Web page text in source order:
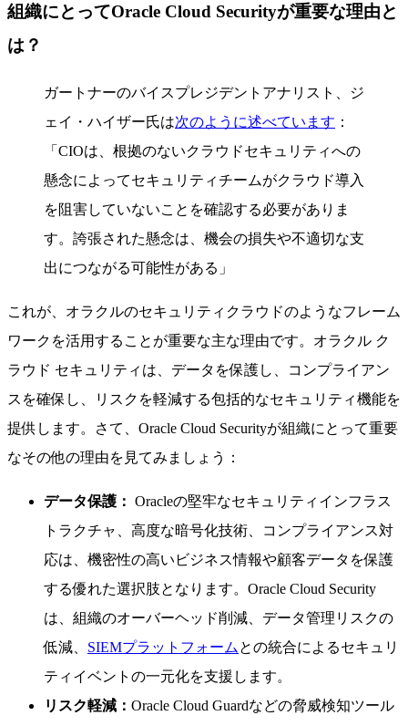
組織にとってOracle Cloud Securityが重要な理由と
は？
ガートナーのバイスプレジデントアナリスト、ジ
ェイ・ハイザー氏は次のように述べています ：
「CIOは、根拠のないクラウドセキュリティへの
懸念によってセキュリティチームがクラウド導入
を阻害していないことを確認する必要がありま
す。誇張された懸念は、機会の損失や不適切な支
出につながる可能性がある」
これが、オラクルのセキュリティクラウドのようなフレーム
ワークを活用することが重要な主な理由です。オラクル ク
ラウド セキュリティは、データを保護し、コンプライアン
スを確保し、リスクを軽減する包括的なセキュリティ機能を
提供します。さて、Oracle Cloud Securityが組織にとって重要
なその他の理由を見てみましょう：
データ保護： Oracleの堅牢なセキュリティインフラス
トラクチャ、高度な暗号化技術、コンプライアンス対
応は、機密性の高いビジネス情報や顧客データを保護
する優れた選択肢となります。Oracle Cloud Security
は、組織のオーバーヘッド削減、データ管理リスクの
低減、 SIEMプラットフォームとの統合によるセキュリ
ティイベントの一元化を支援します。
リスク軽減： Oracle Cloud Guardなどの脅威検知ツール